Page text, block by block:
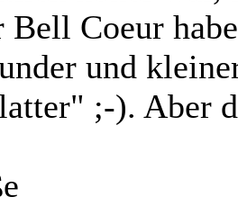
Bell Coeur
und
;-). Aber